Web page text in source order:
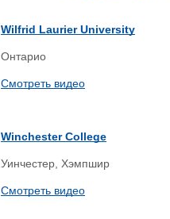
Wilfrid Laurier University
Онтарио
Смотреть видео
Winchester College
Уинчестер, Хэмпшир
Смотреть видео